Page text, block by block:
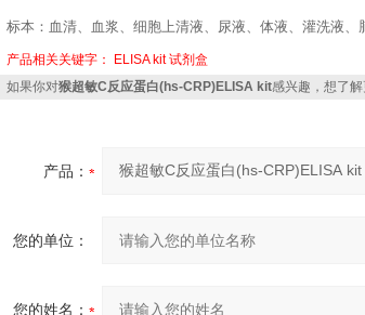
标本：血清、血浆、细胞上清液、尿液、体液、灌洗液、
产品相关关键字： ELISA kit 试剂盒
如果你对猴超敏C反应蛋白(hs-CRP)ELISA kit感兴趣，想了
产品：
您的单位：
您的姓名：